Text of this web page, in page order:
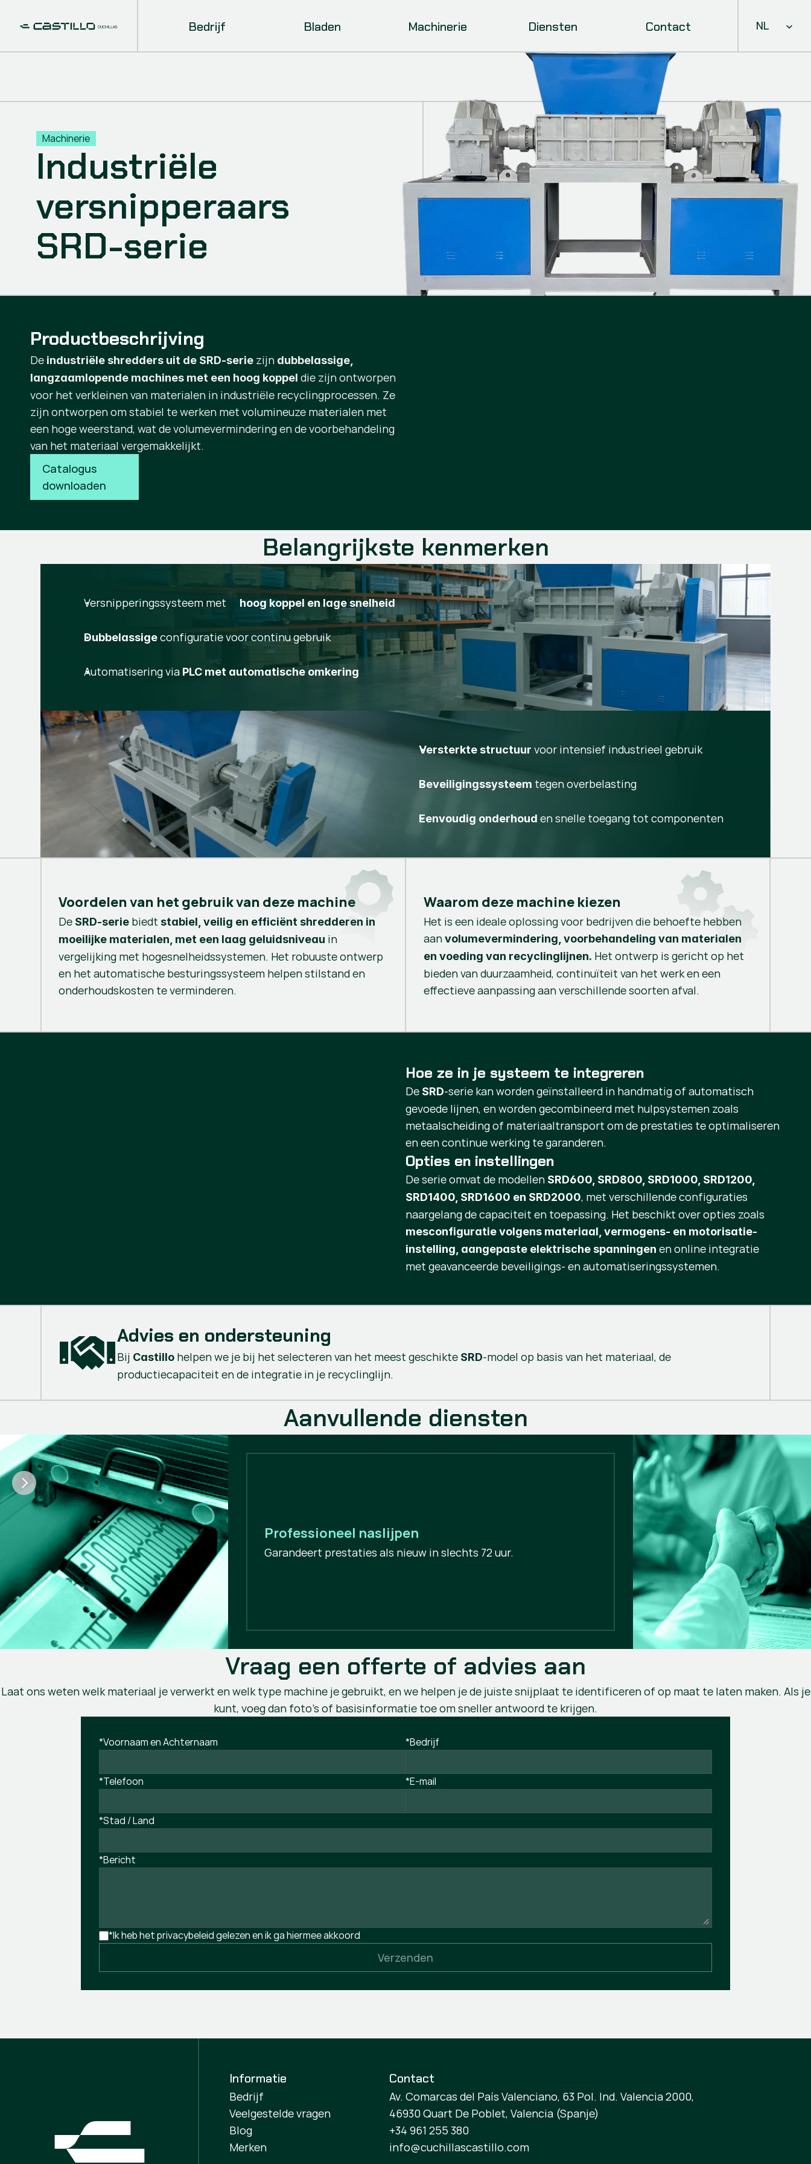
Bedrijf Bladen Machinerie Diensten Contact Select
NL
Machinerie
Industriële
versnipperaars
SRD-serie
Productbeschrijving
De industriële shredders uit de SRD-serie zijn dubbelassige,
langzaamlopende machines met een hoog koppel die zijn ontworpen
voor het verkleinen van materialen in industriële recyclingprocessen. Ze
zijn ontworpen om stabiel te werken met volumineuze materialen met
een hoge weerstand, wat de volumevermindering en de voorbehandeling
van het materiaal vergemakkelijkt.
Catalogus
downloaden
Belangrijkste kenmerken
Versnipperingssysteem met hoog koppel en lage snelheid
Dubbelassigeconfiguratie voor continu gebruik
Automatisering via PLC met automatische omkering
Versterkte structuur voor intensief industrieel gebruik
Beveiligingssysteem tegen overbelasting
Eenvoudig onderhoud en snelle toegang tot componenten
Voordelen van het gebruik van deze machine
De SRD-serie biedt stabiel, veilig en efficiënt shredderen in
moeilijke materialen, met een laag geluidsniveau in
vergelijking met hogesnelheidssystemen. Het robuuste ontwerp
en het automatische besturingssysteem helpen stilstand en
onderhoudskosten te verminderen.
Waarom deze machine kiezen
Het is een ideale oplossing voor bedrijven die behoefte hebben
aanvolumevermindering, voorbehandeling van materialen
en voeding van recyclinglijnen. Het ontwerp is gericht op het
bieden van duurzaamheid, continuïteit van het werk en een
effectieve aanpassing aan verschillende soorten afval.
Hoe ze in je systeem te integreren
De SRD-serie kan worden geïnstalleerd in handmatig of automatisch
gevoede lijnen, en worden gecombineerd met hulpsystemen zoals
metaalscheiding of materiaaltransport om de prestaties te optimaliseren
en een continue werking te garanderen.
Opties en instellingen
De serie omvat de modellen SRD600, SRD800, SRD1000, SRD1200,
SRD1400, SRD1600 en SRD2000, met verschillende configuraties
naargelang de capaciteit en toepassing. Het beschikt over opties zoals
mesconfiguratie volgens materiaal, vermogens- en motorisatie-
instelling, aangepaste elektrische spanningen en online integratie
met geavanceerde beveiligings- en automatiseringssystemen.
Advies en ondersteuning
Bij Castillo helpen we je bij het selecteren van het meest geschikte SRD-model op basis van het materiaal, de
productiecapaciteit en de integratie in je recyclinglijn.
Aanvullende diensten
Professioneel naslijpen
Garandeert prestaties als nieuw in slechts 72 uur.
Vraag een offerte of advies aan
Laat ons weten welk materiaal je verwerkt en welk type machine je gebruikt, en we helpen je de juiste snijplaat te identificeren of op maat te laten maken. Als je
kunt, voeg dan foto’s of basisinformatie toe om sneller antwoord te krijgen.
*Voornaam en Achternaam *Bedrijf
*Telefoon *E-mail
*Stad / Land
*Bericht
*Ik heb het privacybeleid gelezen en ik ga hiermee akkoord
Verzenden
Informatie
Bedrijf
Veelgestelde vragen
Blog
Merken
Contact
Av. Comarcas del País Valenciano, 63 Pol. Ind. Valencia 2000,
46930 Quart De Poblet, Valencia (Spanje)
+34 961 255 380
info@cuchillascastillo.com